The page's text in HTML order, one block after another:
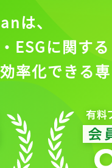
は、
ESGに関する
率化できる